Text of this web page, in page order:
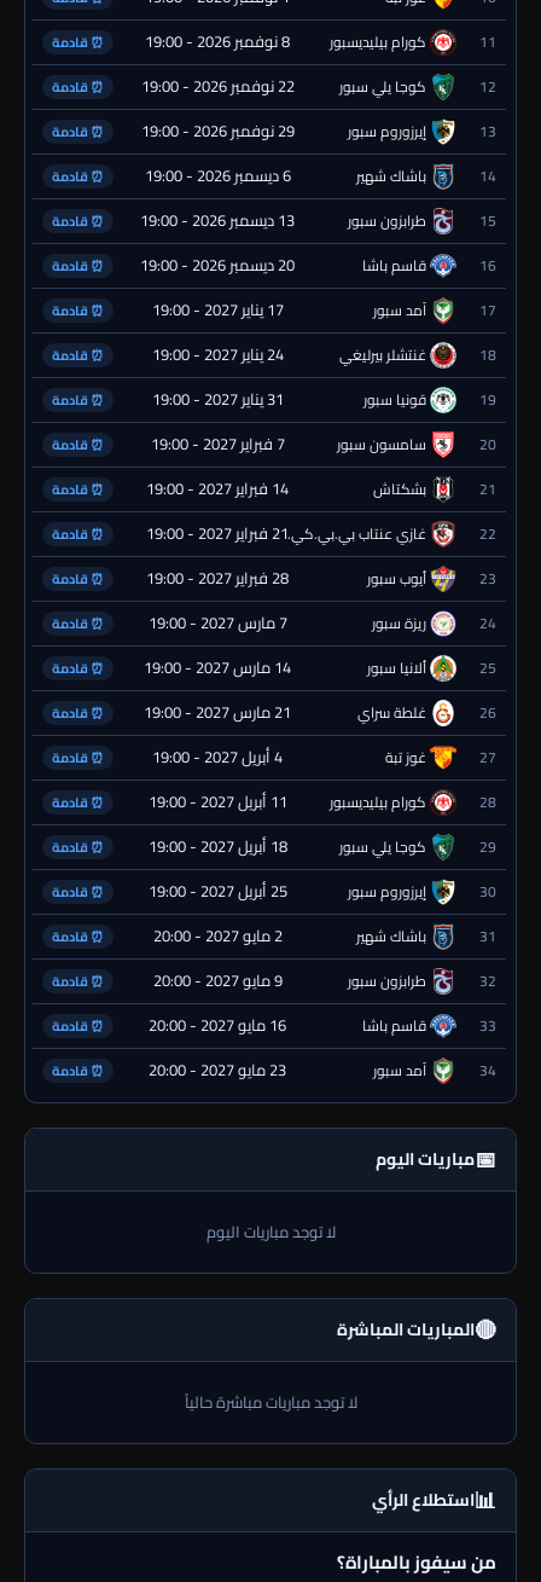
11 كورام بيليديسبور 8 نوفمبر 2026 - 19:00 ⏰ قادمة
12 كوجا يلي سبور 22 نوفمبر 2026 - 19:00 ⏰ قادمة
13 إيرزوروم سبور 29 نوفمبر 2026 - 19:00 ⏰ قادمة
14 باشاك شهير 6 ديسمبر 2026 - 19:00 ⏰ قادمة
15 طرابزون سبور 13 ديسمبر 2026 - 19:00 ⏰ قادمة
16 قاسم باشا 20 ديسمبر 2026 - 19:00 ⏰ قادمة
17 آمد سبور 17 يناير 2027 - 19:00 ⏰ قادمة
18 غنتشلر بيرليغي 24 يناير 2027 - 19:00 ⏰ قادمة
19 قونيا سبور 31 يناير 2027 - 19:00 ⏰ قادمة
20 سامسون سبور 7 فبراير 2027 - 19:00 ⏰ قادمة
21 بشكتاش 14 فبراير 2027 - 19:00 ⏰ قادمة
22 غازي عنتاب بي.بي.كي.21 فبراير 2027 - 19:00 ⏰ قادمة
23 أيوب سبور 28 فبراير 2027 - 19:00 ⏰ قادمة
24 ريزة سبور 7 مارس 2027 - 19:00 ⏰ قادمة
25 ألانيا سبور 14 مارس 2027 - 19:00 ⏰ قادمة
26 غلطة سراي 21 مارس 2027 - 19:00 ⏰ قادمة
27 غوز تبة 4 أبريل 2027 - 19:00 ⏰ قادمة
28 كورام بيليديسبور 11 أبريل 2027 - 19:00 ⏰ قادمة
29 كوجا يلي سبور 18 أبريل 2027 - 19:00 ⏰ قادمة
30 إيرزوروم سبور 25 أبريل 2027 - 19:00 ⏰ قادمة
31 باشاك شهير 2 مايو 2027 - 20:00 ⏰ قادمة
32 طرابزون سبور 9 مايو 2027 - 20:00 ⏰ قادمة
33 قاسم باشا 16 مايو 2027 - 20:00 ⏰ قادمة
34 آمد سبور 23 مايو 2027 - 20:00 ⏰ قادمة
📅مباريات اليوم
لا توجد مباريات اليوم
🔴المباريات المباشرة
لا توجد مباريات مباشرة حالياً
📊استطلاع الرأي
من سيفوز بالمباراة؟